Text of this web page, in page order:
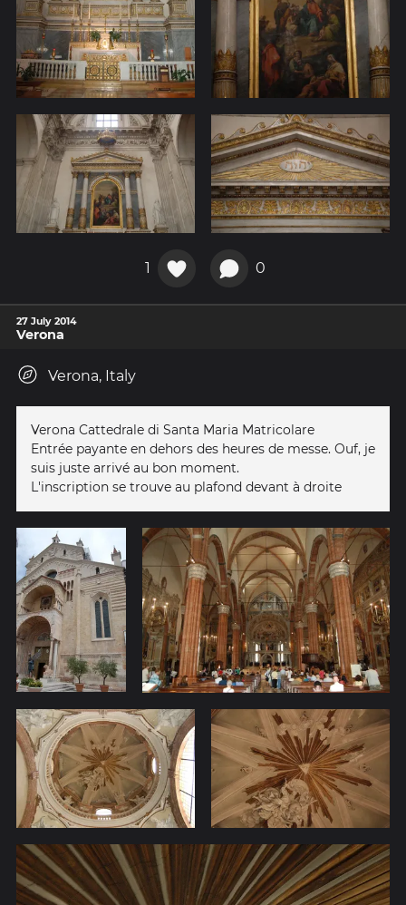
1 0
27 July 2014
Verona
Verona, Italy
Verona Cattedrale di Santa Maria Matricolare
Entrée payante en dehors des heures de messe. Ouf, je
suis juste arrivé au bon moment.
L'inscription se trouve au plafond devant à droite